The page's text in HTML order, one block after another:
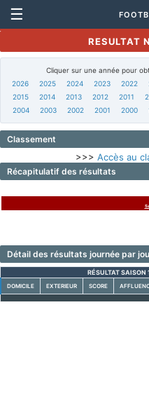
☰
RESULTAT
Cliquer sur une année pour
2026
2025 2024 2023 2022
2015
2014 2013 2012 2011
2004
2003 2002 2001 2000
Classement
>>> Accès au
Récapitulatif des résultats
Détail des résultats journée par
RÉSULTAT
DOMICILE EXTERIEUR SCORE